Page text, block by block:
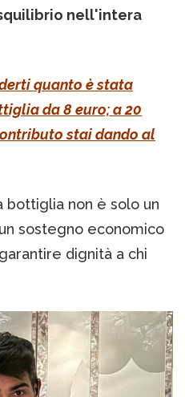
nell'intera
quanto è stata
da 8 euro; a 20
stai dando al
bottiglia non è solo un
sostegno economico
dignità a chi